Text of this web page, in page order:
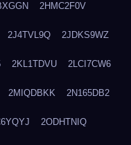
2HMC2F0V
2J4TVL9Q 2JDKS9WZ
2KL1TDVU 2LCI7CW6
2MIQDBKK 2N165DB2
2ODHTNIQ